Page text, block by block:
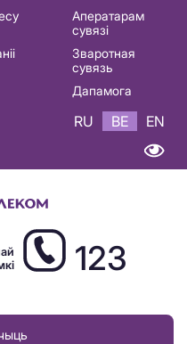
Аператарам
сувязі
Зваротная
сувязь
Дапамога
RU BE EN
123